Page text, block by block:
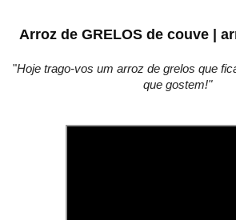
Arroz de GRELOS de couve |
"Hoje trago-vos um arroz de grelos que
que gostem!"